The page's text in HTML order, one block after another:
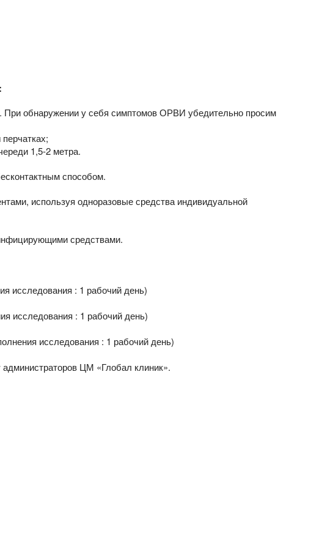
обнаружении у себя симптомов ОРВИ убедительно просим
1,5-2 метра.
способом.
используя одноразовые средства индивидуальной
средствами.
исследования : 1 рабочий день)
исследования : 1 рабочий день)
исследования : 1 рабочий день)
ЦМ «Глобал клиник».